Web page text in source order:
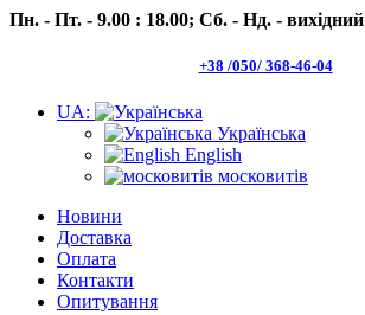
Пн. - Пт. - 9.00 : 18.00; Сб. - Нд. - вихідний
+38 /050/ 368-46-04
UA:
Українська
English
московитів
Новини
Доставка
Оплата
Контакти
Опитування